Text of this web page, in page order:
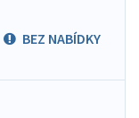
BEZ NABÍDKY